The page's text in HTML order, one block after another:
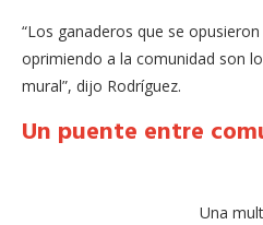
“Los ganaderos que se
oprimiendo a la comunidad son
mural”, dijo Rodríguez.
Un puente entre
Una